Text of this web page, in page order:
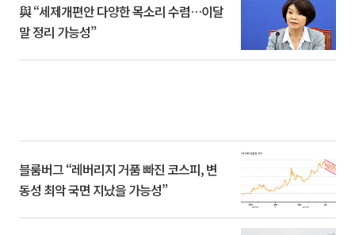
與 “세제개편안 다양한 목소리 수렴…이달
말 정리 가능성”
블룸버그 “레버리지 거품 빠진 코스피, 변
동성 최악 국면 지났을 가능성”